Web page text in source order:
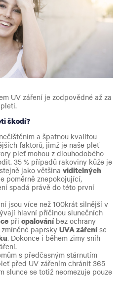
UV záření je zodpovědné až za
škodí?
a špatnou kvalitou
faktorů, jimž je naše pleť
pleť mohou z dlouhodobého
35 % případů rakoviny kůže je
jako většina viditelných
poměrně znepokojující,
spadá právě do této první
jsou více než 100krát silnější v
hlavní příčinou slunečních
při opalováníbez ochrany
paprskyUVA zářeníse
. Dokonce i během zimy sníh
s předčasným stárnutím
před UV zářením chránit 365
slunce se totiž neomezuje pouze